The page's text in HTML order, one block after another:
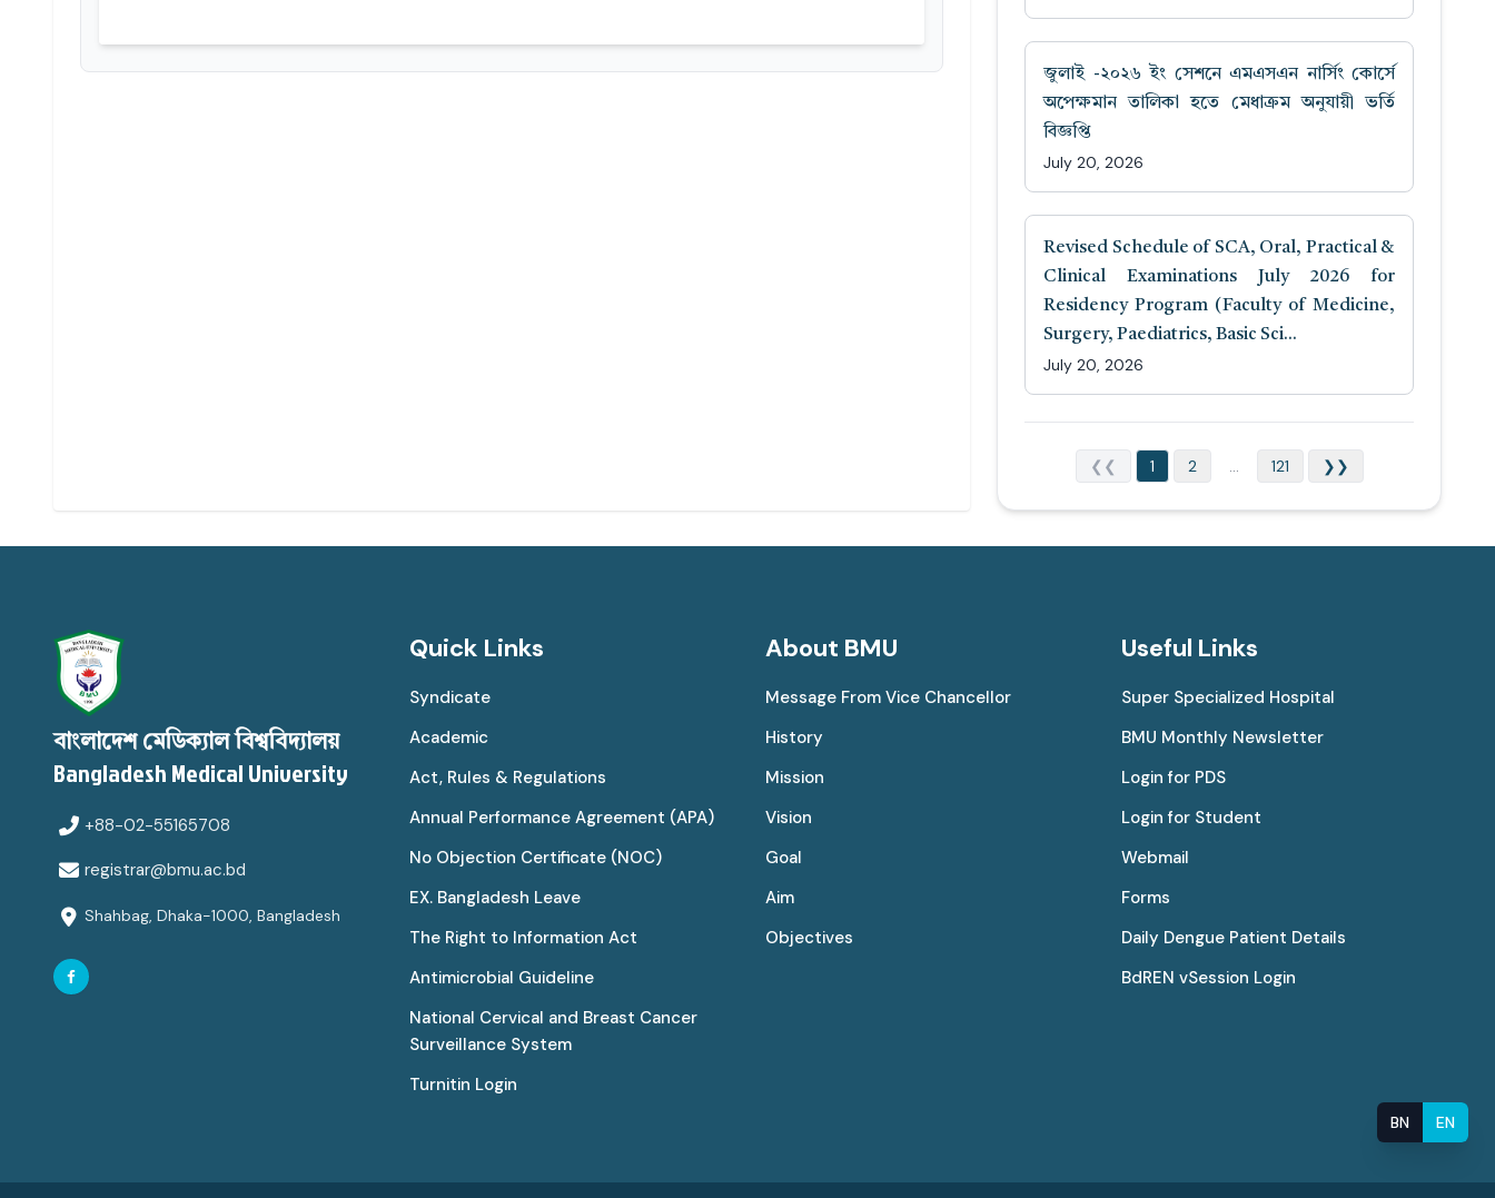
জুলাই -২০২৬ ইং সেশনে এমএসএন নার্সিং কোর্সে
অপেক্ষমান তালিকা হতে মেধাক্রম অনুযায়ী ভর্তি
বিজ্ঞপ্তি
July 20, 2026
Revised Schedule of SCA, Oral, Practical &
Clinical Examinations July 2026 for
Residency Program (Faculty of Medicine,
Surgery, Paediatrics, Basic Sci...
July 20, 2026
❮❮ 1 2 ... 121 ❯❯
বাংলাদেশ মেডিক্যাল বিশ্ববিদ্যালয়
Bangladesh Medical University
+88-02-55165708
registrar@bmu.ac.bd
Shahbag, Dhaka-1000, Bangladesh
Quick Links
Syndicate
Academic
Act, Rules & Regulations
Annual Performance Agreement (APA)
No Objection Certificate (NOC)
EX. Bangladesh Leave
The Right to Information Act
Antimicrobial Guideline
National Cervical and Breast Cancer
Surveillance System
Turnitin Login
About BMU
Message From Vice Chancellor
History
Mission
Vision
Goal
Aim
Objectives
Useful Links
Super Specialized Hospital
BMU Monthly Newsletter
Login for PDS
Login for Student
Webmail
Forms
Daily Dengue Patient Details
BdREN vSession Login
BN EN